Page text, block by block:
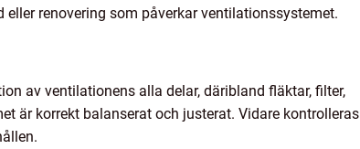
renovering som påverkar ventilationssystemet.
av ventilationens alla delar, däribland fläktar, filter,
är korrekt balanserat och justerat. Vidare kontrolleras